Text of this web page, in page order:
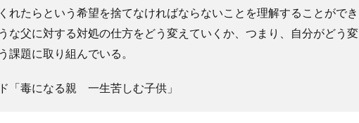
れたらという希望を捨てなければならないことを理解することができ
な父に対する対処の仕方をどう変えていくか、つまり、自分がどう変
課題に取り組んでいる。
「毒になる親 一生苦しむ子供」